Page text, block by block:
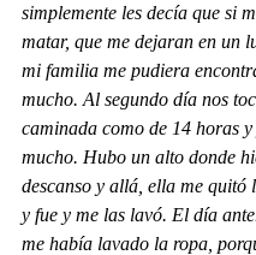
simplemente les decía que si
matar, que me dejaran en un
mi familia me pudiera
mucho. Al segundo día nos
caminada como de 14 horas
mucho. Hubo un alto donde
descanso y allá, ella me quitó
y fue y me las lavó. El día
me había lavado la ropa,